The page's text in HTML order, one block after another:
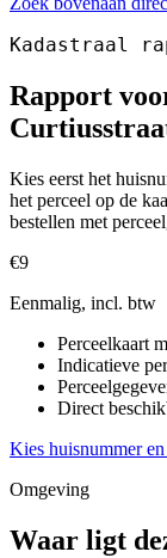
Kadastraal
Rapport
Kies eerst het
het perceel op de
bestellen met
€9
Eenmalig, incl. btw
Perceelkaart
Indicatieve
Direct
Kies huisnummer
Omgeving
Waar ligt